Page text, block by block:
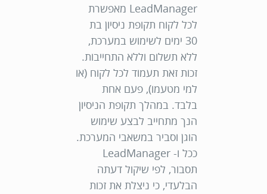
LeadManager מאפשרת
לכל לקוח תקופת ניסיון בת
30 ימים לשימוש במערכת,
ללא תשלום וללא התחייבות.
זכות זאת תעמוד לכל לקוח (או
למי מטעמו), פעם אחת
בלבד. במהלך תקופת הניסיון
הנך מתחייב לבצע שימוש
הוגן וסביר במשאבי המערכת.
ככל ו- LeadManager
תסבור, לפי שיקול דעתה
הבלעדי, כי ניצלת את זכות